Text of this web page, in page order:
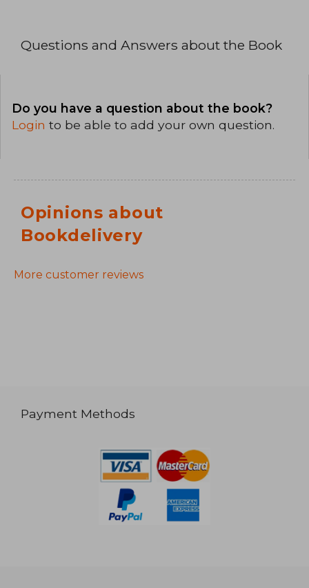
Questions and Answers about the Book
Do you have a question about the book?
Login to be able to add your own question.
Opinions about
Bookdelivery
More customer reviews
Payment Methods